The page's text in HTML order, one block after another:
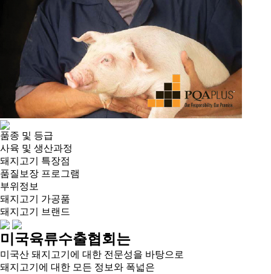
품종 및 등급
사육 및 생산과정
돼지고기 특장점
품질보장 프로그램
부위정보
돼지고기 가공품
돼지고기 브랜드
미국육류수출협회는
미국산 돼지고기에 대한 전문성을 바탕으로
돼지고기에 대한 모든 정보와 폭넓은